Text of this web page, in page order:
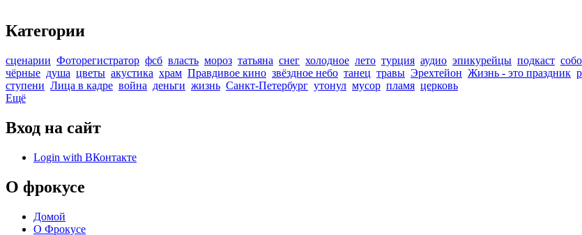
Категории
сценарии Фоторегистратор фсб власть мороз татьяна снег холодное лето турция аудио эпикурейцы подкаст
чёрные душа цветы акустика храм Правдивое кино звёздное небо танец травы Эрехтейон Жизнь - это праздник
ступени Лица в кадре война деньги жизнь Санкт-Петербург утонул мусор пламя церковь
Ещё
Вход на сайт
Login with ВКонтакте
О фрокусе
Домой
О Фрокусе